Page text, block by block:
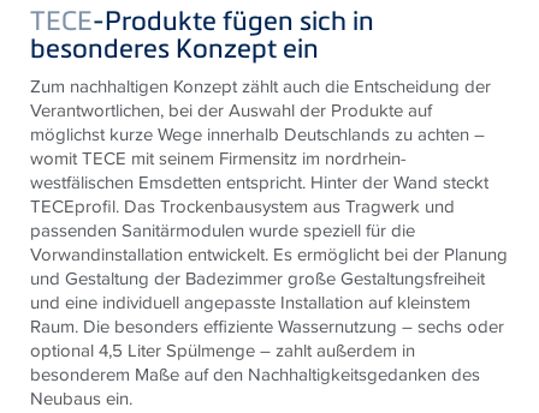
TECE-Produkte fügen sich in
besonderes Konzept ein
Zum nachhaltigen Konzept zählt auch die Entscheidung der
Verantwortlichen, bei der Auswahl der Produkte auf
möglichst kurze Wege innerhalb Deutschlands zu achten –
womit TECE mit seinem Firmensitz im nordrhein-
westfälischen Emsdetten entspricht. Hinter der Wand steckt
TECEprofil. Das Trockenbausystem aus Tragwerk und
passenden Sanitärmodulen wurde speziell für die
Vorwandinstallation entwickelt. Es ermöglicht bei der Planung
und Gestaltung der Badezimmer große Gestaltungsfreiheit
und eine individuell angepasste Installation auf kleinstem
Raum. Die besonders effiziente Wassernutzung – sechs oder
optional 4,5 Liter Spülmenge – zahlt außerdem in
besonderem Maße auf den Nachhaltigkeitsgedanken des
Neubaus ein.